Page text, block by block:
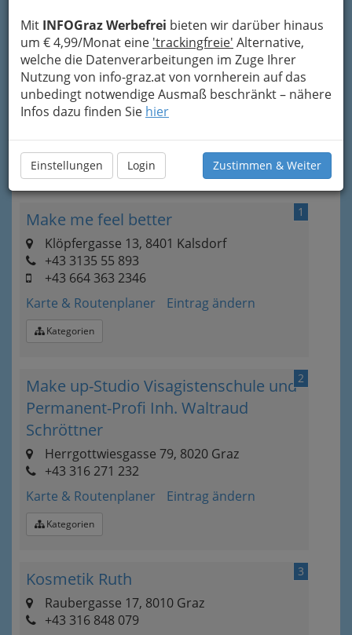
Mit INFOGraz Werbefrei bieten wir darüber hinaus
um € 4,99/Monat eine 'trackingfreie' Alternative,
welche die Datenverarbeitungen im Zuge Ihrer
Nutzung von info-graz.at von vornherein auf das
unbedingt notwendige Ausmaß beschränkt – nähere
Infos dazu finden Sie hier
Einstellungen Login Zustimmen & Weiter
Bezirksauswahl
Alle Bezirke
1
Make me feel better
Klöpfergasse 13, 8401 Kalsdorf
+43 3135 55 893
+43 664 363 2346
Karte & Routenplaner
Eintrag ändern
Kategorien
2
Make up-Studio Visagistenschule und
Permanent-Profi Inh. Waltraud
Schröttner
Herrgottwiesgasse 79, 8020 Graz
+43 316 271 232
Karte & Routenplaner
Eintrag ändern
Kategorien
3
Kosmetik Ruth
Raubergasse 17, 8010 Graz
+43 316 848 079